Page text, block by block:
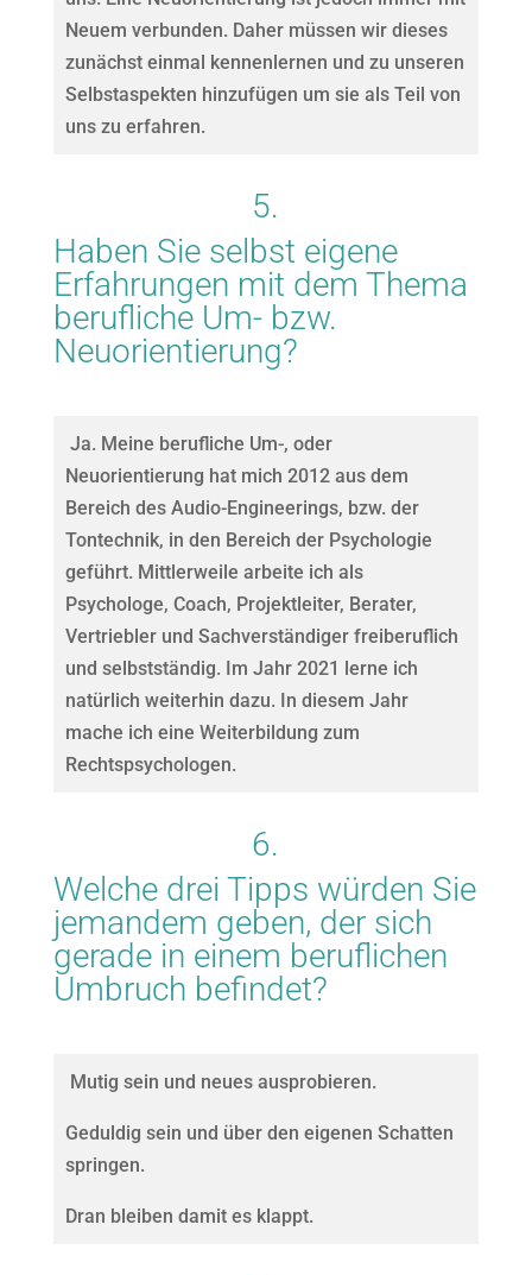
Neuem verbunden. Daher müssen wir dieses
zunächst einmal kennenlernen und zu unseren
Selbstaspekten hinzufügen um sie als Teil von
uns zu erfahren.
5.
Haben Sie selbst eigene
Erfahrungen mit dem Thema
berufliche Um- bzw.
Neuorientierung?
Ja. Meine berufliche Um-, oder
Neuorientierung hat mich 2012 aus dem
Bereich des Audio-Engineerings, bzw. der
Tontechnik, in den Bereich der Psychologie
geführt. Mittlerweile arbeite ich als
Psychologe, Coach, Projektleiter, Berater,
Vertriebler und Sachverständiger freiberuflich
und selbstständig. Im Jahr 2021 lerne ich
natürlich weiterhin dazu. In diesem Jahr
mache ich eine Weiterbildung zum
Rechtspsychologen.
6.
Welche drei Tipps würden Sie
jemandem geben, der sich
gerade in einem beruflichen
Umbruch befindet?
Mutig sein und neues ausprobieren.
Geduldig sein und über den eigenen Schatten
springen.
Dran bleiben damit es klappt.